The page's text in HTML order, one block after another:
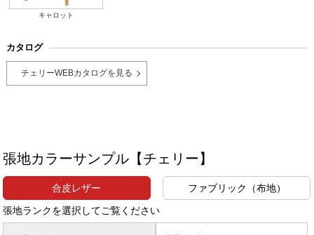
キャロット
カタログ
チェリーWEBカタログを見る